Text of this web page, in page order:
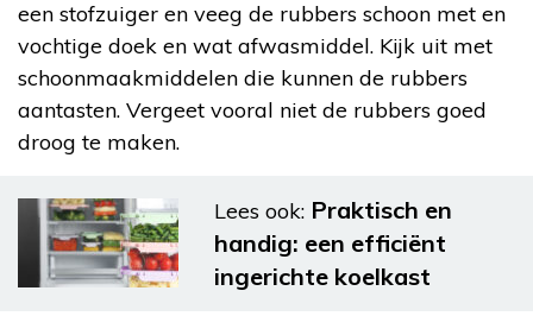
een stofzuiger en veeg de rubbers schoon met en
vochtige doek en wat afwasmiddel. Kijk uit met
schoonmaakmiddelen die kunnen de rubbers
aantasten. Vergeet vooral niet de rubbers goed
droog te maken.
Lees ook: Praktisch en
handig: een efficiënt
ingerichte koelkast